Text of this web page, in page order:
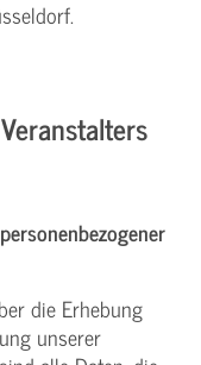
die Erhebung
unserer